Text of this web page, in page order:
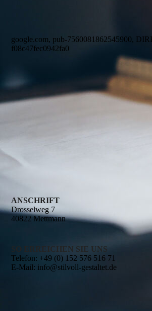
google.com, pub-7560081862545900,
f08c47fec0942fa0
ANSCHRIFT
Drosselweg 7
40822 Mettmann
SO ERREICHEN SIE UNS
Telefon: +49 (0) 152 576 516 71
E-Mail: info@stilvoll-gestaltet.de